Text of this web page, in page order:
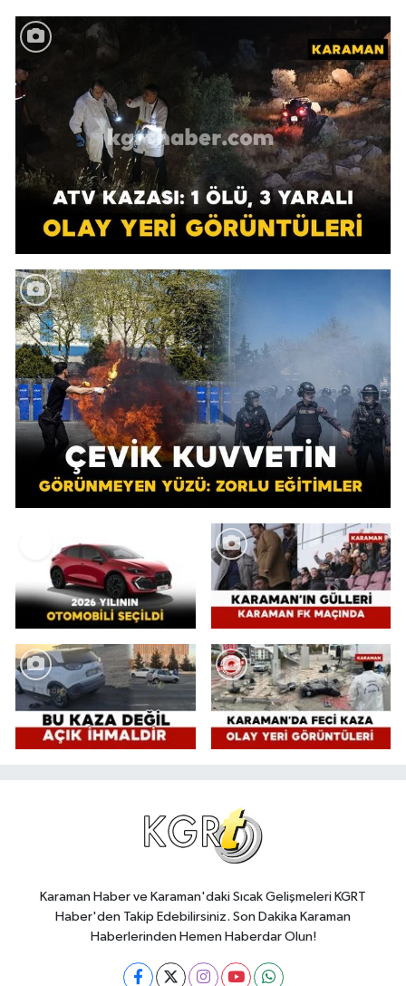
Karaman Haber ve Karaman'daki Sıcak Gelişmeleri KGRT
Haber'den Takip Edebilirsiniz. Son Dakika Karaman
Haberlerinden Hemen Haberdar Olun!